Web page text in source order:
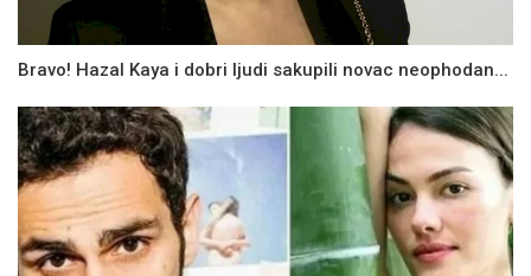
Bravo! Hazal Kaya i dobri ljudi sakupili novac neophodan...